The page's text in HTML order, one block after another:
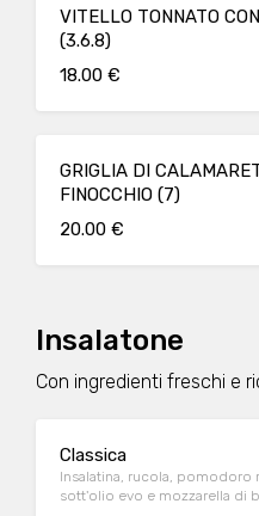
VITELLO TONNATO
(3.6.8)
18.00 €
GRIGLIA DI
FINOCCHIO (7)
20.00 €
Insalatone
Con ingredienti freschi e
Classica
Insalatina, rucola, pomodoro
sott'olio evo e mozzarella di